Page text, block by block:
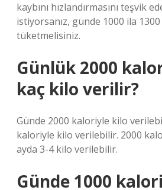
kaybını hızlandırmasını teşvik
istiyorsanız, günde 1000 ila
tüketmelisiniz.
Günlük 2000
kaç kilo verilir?
Günde 2000 kaloriyle kilo
kaloriyle kilo verilebilir. 2000
ayda 3-4 kilo verilebilir.
Günde 1000